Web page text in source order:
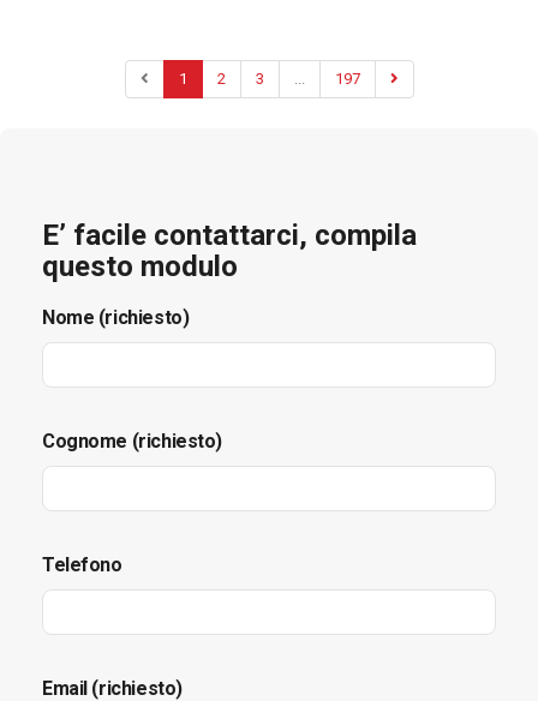
1 2 3 197
E’ facile contattarci, compila
questo modulo
Nome (richiesto)
Cognome (richiesto)
Telefono
Email (richiesto)